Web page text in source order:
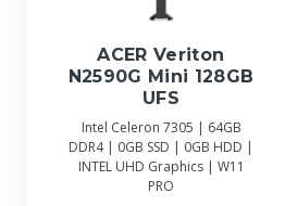
ACER Veriton
N2590G Mini 128GB
UFS
Intel Celeron 7305 | 64GB
DDR4 | 0GB SSD | 0GB HDD |
INTEL UHD Graphics | W11
PRO